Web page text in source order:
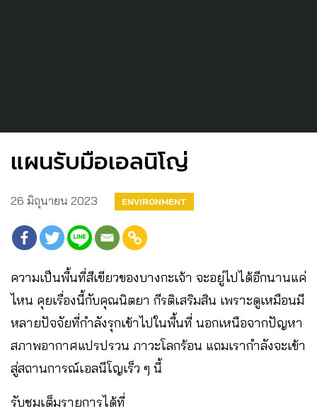
แผนรับมือเอลนิโญ่
26 มิถุนายน 2023 ENVIRONMENT
ความเป็นพื้นที่สีเขียวของบางกะเจ้า จะอยู่ไปได้อีกนานแค่
ไหน คุยเรื่องนี้กับคุณนิตยา กีรติเสริมสิน เพราะดูเหมือนมี
หลายปัจจัยที่กำลังรุกเข้าไปในพื้นที่ นอกเหนือจากปัญหา
สภาพอากาศแปรปรวน ภาวะโลกร้อน แถมเรากำลังจะเข้า
สู่สถานการณ์เอลนีโญเร็ว ๆ นี้
รับชมเต็มรายการได้ที่